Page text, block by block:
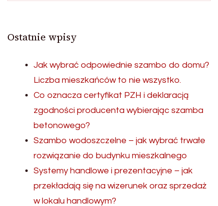
Ostatnie wpisy
Jak wybrać odpowiednie szambo do domu?
Liczba mieszkańców to nie wszystko.
Co oznacza certyfikat PZH i deklaracją
zgodności producenta wybierając szamba
betonowego?
Szambo wodoszczelne – jak wybrać trwałe
rozwiązanie do budynku mieszkalnego
Systemy handlowe i prezentacyjne – jak
przekładają się na wizerunek oraz sprzedaż
w lokalu handlowym?